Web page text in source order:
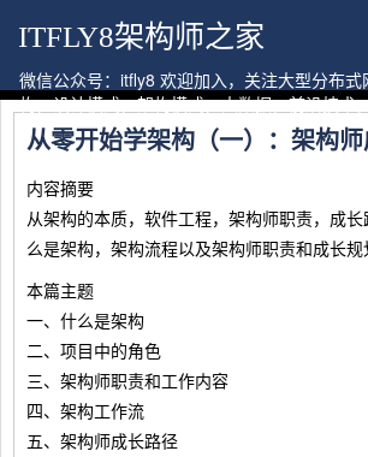
ITFLY8架构师之家
微信公众号：itfly8 欢迎加入，关注大型分布
构，设计模式，架构模式，大数据，前沿技术
从零开始学架构（一）：架构
内容摘要
从架构的本质，软件工程，架构师职责，成
么是架构，架构流程以及架构师职责和成长规
本篇主题
一、什么是架构
二、项目中的角色
三、架构师职责和工作内容
四、架构工作流
五、架构师成长路径